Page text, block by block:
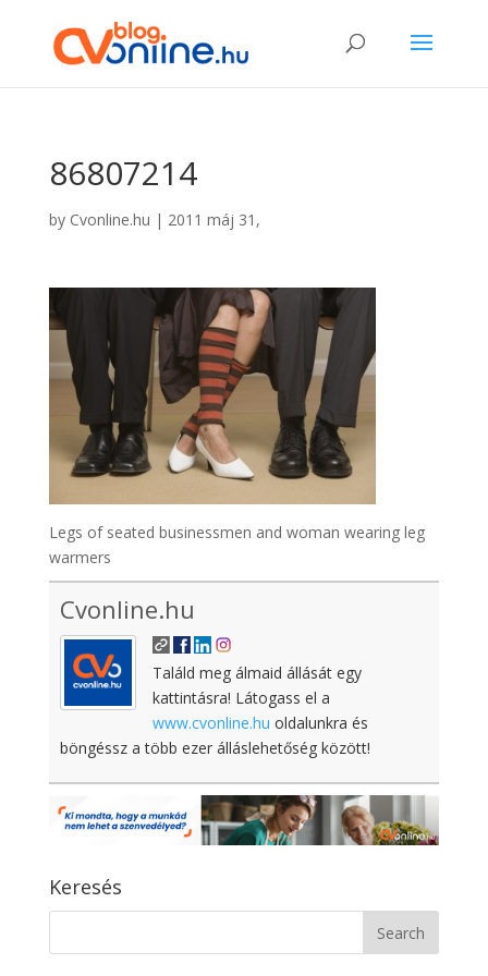
86807214
by Cvonline.hu | 2011 máj 31,
Legs of seated businessmen and woman wearing leg
warmers
Cvonline.hu
Találd meg álmaid állását egy
kattintásra! Látogass el a
www.cvonline.hu oldalunkra és
böngéssz a több ezer álláslehetőség között!
Keresés